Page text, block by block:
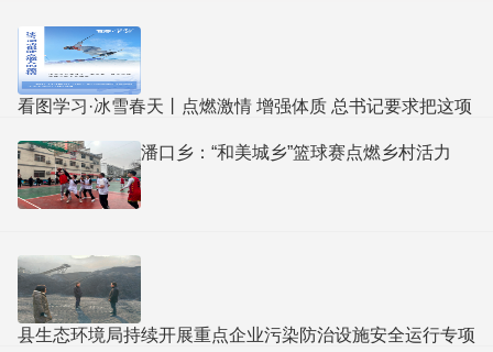
看图学习·冰雪春天丨点燃激情 增强体质 总书记要求把这项
潘口乡：“和美城乡”篮球赛点燃乡村活力
县生态环境局持续开展重点企业污染防治设施安全运行专项